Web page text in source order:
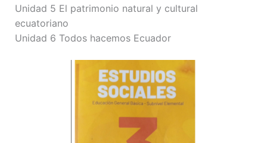
Unidad 5 El patrimonio natural y cultural
ecuatoriano
Unidad 6 Todos hacemos Ecuador